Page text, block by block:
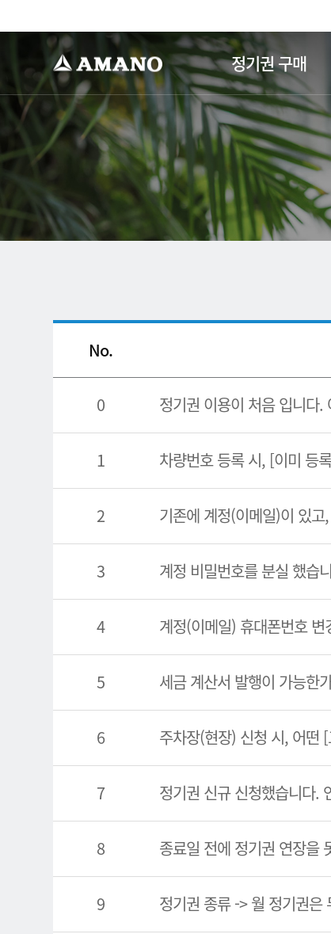
정기권 구매
No.
0 정기권 이용이 처음 입니다.
1 차량번호 등록 시, [이미 등
2 기존에 계정(이메일)이 있
3 계정 비밀번호를 분실 했습
4 계정(이메일) 휴대폰번호 변
5 세금 계산서 발행이 가능한
6 주차장(현장) 신청 시, 어떤
7 정기권 신규 신청했습니다.
8 종료일 전에 정기권 연장을
9 정기권 종류 -> 월 정기권은